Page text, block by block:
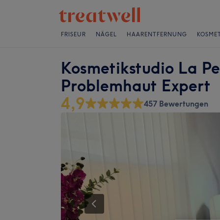
FRISEUR NÄGEL HAARENTFERNUNG
Kosmetikstudio La
Problemhaut Expert
4,9 457 Bewertungen